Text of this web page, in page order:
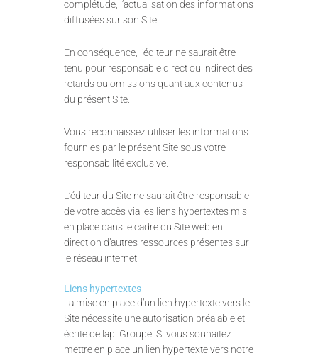
complétude, l’actualisation des informations
diffusées sur son Site.
En conséquence, l’éditeur ne saurait être
tenu pour responsable direct ou indirect des
retards ou omissions quant aux contenus
du présent Site.
Vous reconnaissez utiliser les informations
fournies par le présent Site sous votre
responsabilité exclusive.
L’éditeur du Site ne saurait être responsable
de votre accès via les liens hypertextes mis
en place dans le cadre du Site web en
direction d’autres ressources présentes sur
le réseau internet.
Liens hypertextes
La mise en place d’un lien hypertexte vers le
Site nécessite une autorisation préalable et
écrite de lapi Groupe. Si vous souhaitez
mettre en place un lien hypertexte vers notre